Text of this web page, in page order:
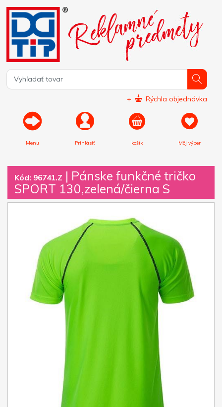
+ Rýchla objednávka
Menu Prihlásiť košík Môj výber
Kód: 96741.Z | Pánske funkčné tričko
SPORT 130,zelená/čierna S